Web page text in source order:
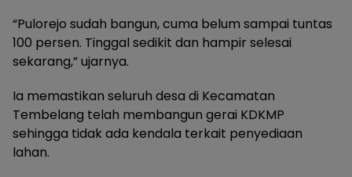
“Pulorejo sudah bangun, cuma belum sampai tuntas
100 persen. Tinggal sedikit dan hampir selesai
sekarang,” ujarnya.
Ia memastikan seluruh desa di Kecamatan
Tembelang telah membangun gerai KDKMP
sehingga tidak ada kendala terkait penyediaan
lahan.